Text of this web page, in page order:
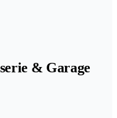
& Garage